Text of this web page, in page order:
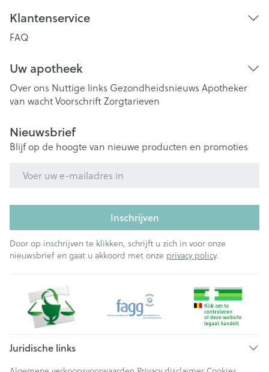
Klantenservice
FAQ
Uw apotheek
Over ons Nuttige links Gezondheidsnieuws Apotheker
van wachtVoorschriftZorgtarieven
Nieuwsbrief
Blijf op de hoogte van nieuwe producten en promoties
Inschrijven
Door op inschrijven te klikken, schrijft u zich in voor onze
nieuwsbrief en gaat u akkoord met onze privacy policy.
Juridische links